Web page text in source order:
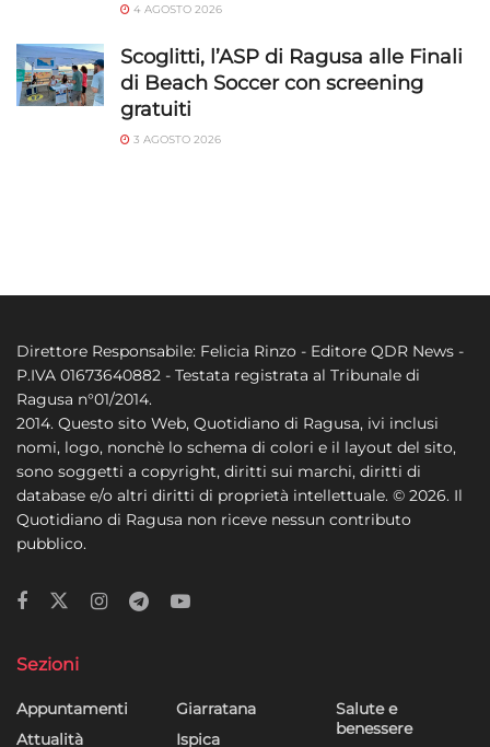
4 AGOSTO 2026
Scoglitti, l’ASP di Ragusa alle Finali
di Beach Soccer con screening
gratuiti
3 AGOSTO 2026
Direttore Responsabile: Felicia Rinzo - Editore QDR News -
P.IVA 01673640882 - Testata registrata al Tribunale di
Ragusa n°01/2014.
2014. Questo sito Web, Quotidiano di Ragusa, ivi inclusi
nomi, logo, nonchè lo schema di colori e il layout del sito,
sono soggetti a copyright, diritti sui marchi, diritti di
database e/o altri diritti di proprietà intellettuale. © 2026. Il
Quotidiano di Ragusa non riceve nessun contributo
pubblico.
Sezioni
Appuntamenti
Attualità
Giarratana
Ispica
Salute e
benessere